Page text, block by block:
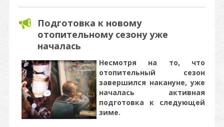
Подготовка к новому
отопительному сезону уже
началась
Несмотря на то, что
отопительный сезон
завершился накануне, уже
началась активная
подготовка к следующей
зиме.